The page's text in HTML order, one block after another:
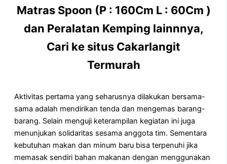
Matras Spoon (P : 160Cm L : 60Cm )
dan Peralatan Kemping lainnnya,
Cari ke situs Cakarlangit
Termurah
Aktivitas pertama yang seharusnya dilakukan bersama-
sama adalah mendirikan tenda dan mengemas barang-
barang. Selain menguji keterampilan kegiatan ini juga
menunjukan solidaritas sesama anggota tim. Sementara
kebutuhan makan dan minum baru bisa terpenuhi jika
memasak sendiri bahan makanan dengan menggunakan